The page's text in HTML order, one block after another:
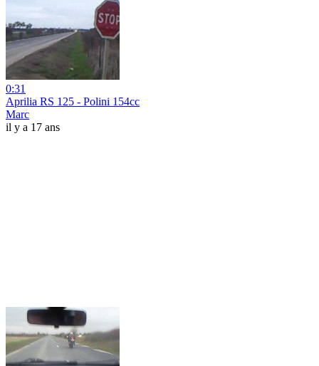
0:31
Aprilia RS 125 - Polini 154cc
Marc
il y a 17 ans